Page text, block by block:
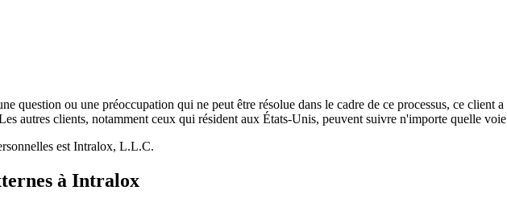
question ou une préoccupation qui ne peut être résolue dans le cadre de ce processus, ce client
autres clients, notamment ceux qui résident aux États-Unis, peuvent suivre n'importe quelle
est Intralox, L.L.C.
à Intralox